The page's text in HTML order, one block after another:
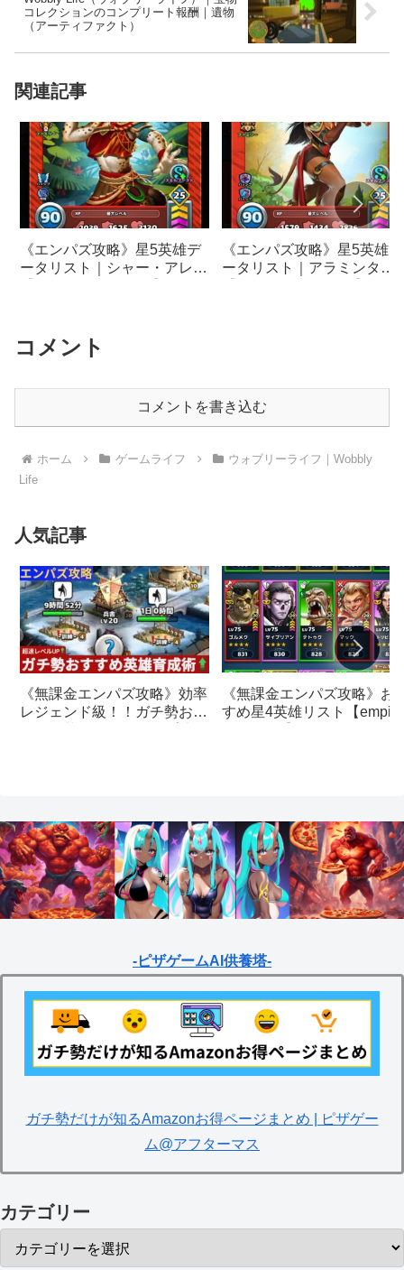
コレクションのコンプリート報酬｜遺物
（アーティファクト）
関連記事
《エンパズ攻略》星5英雄デ
ータリスト｜シャー・アレン
《エンパズ攻略》星5英雄デ
ータリスト｜アラミンタ
コメント
コメントを書き込む
ホーム ゲームライフ
ウォブリーライフ｜Wobbly
Life
人気記事
《無課金エンパズ攻略》効率
レジェンド級！！ガチ勢おす
《無課金エンパズ攻略》お
すめ星4英雄リスト【
-ピザゲームAI供養塔-
ガチ勢だけが知るAmazonお得ページまとめ | ピザゲー
ム@アフターマス
カテゴリー